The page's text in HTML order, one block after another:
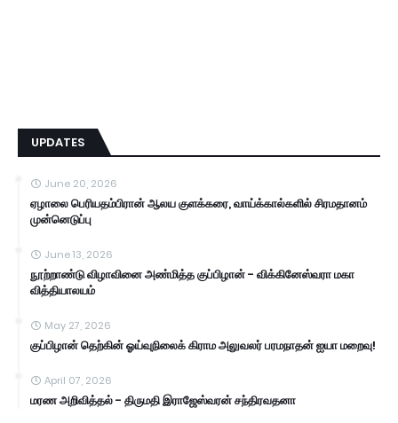
UPDATES
June 20, 2026
ஏழாலை பெரியதம்பிரான் ஆலய குளக்கரை, வாய்க்கால்களில் சிரமதானம்
முன்னெடுப்பு
June 13, 2026
நூற்றாண்டு விழாவினை அண்மித்த குப்பிழான் - விக்கினேஸ்வரா மகா
வித்தியாலயம்
May 27, 2026
குப்பிழான் தெற்கின் ஓய்வுநிலைக் கிராம அலுவலர் பரமநாதன் ஐயா மறைவு!
April 07, 2026
மரண அறிவித்தல் - திருமதி இராஜேஸ்வரன் சந்திரவதனா